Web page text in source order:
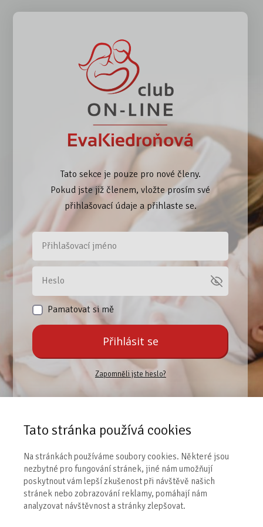
Tato sekce je pouze pro nové členy.
Pokud jste již členem, vložte prosím své
přihlašovací údaje a přihlaste se.
Pamatovat si mě
Přihlásit se
Zapomněli jste heslo?
abyste se následně mohli přihlásit.
Zaregistrovat se
Tato stránka používá cookies
Na stránkách používáme soubory cookies. Některé jsou
nezbytné pro fungování stránek, jiné nám umožňují
poskytnout vám lepší zkušenost při návštěvě našich
stránek nebo zobrazování reklamy, pomáhají nám
analyzovat návštěvnost a stránky zlepšovat.